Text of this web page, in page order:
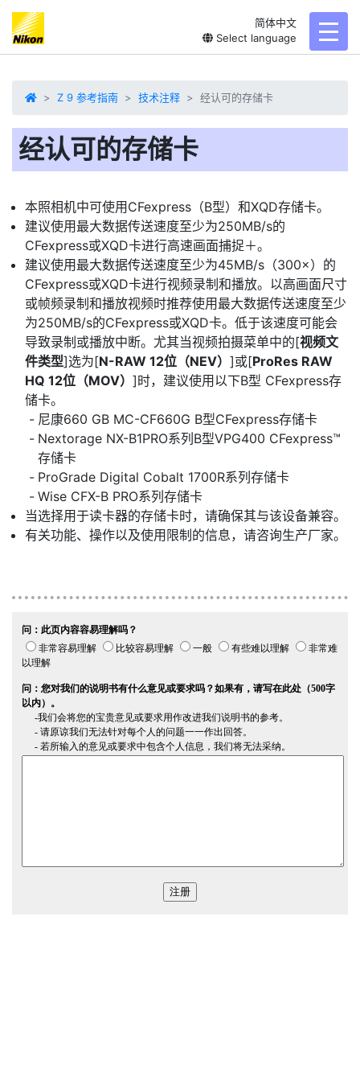
简体中文
Select language
Z 9 参考指南 技术注释 经认可的存储卡
经认可的存储卡
本照相机中可使用CFexpress（B型）和XQD存储卡。
建议使用最大数据传送速度至少为250MB/s的
CFexpress或XQD卡进行高速画面捕捉＋。
建议使用最大数据传送速度至少为45MB/s（300×）的
CFexpress或XQD卡进行视频录制和播放。以高画面尺寸
或帧频录制和播放视频时推荐使用最大数据传送速度至少
为250MB/s的CFexpress或XQD卡。低于该速度可能会
导致录制或播放中断。尤其当视频拍摄菜单中的[视频文
件类型]选为[N-RAW 12位（NEV） ]或[ProRes RAW
HQ 12位（MOV） ]时，建议使用以下B型 CFexpress存
储卡。
尼康660 GB MC-CF660G B型CFexpress存储卡
Nextorage NX-B1PRO系列B型VPG400 CFexpress™
存储卡
ProGrade Digital Cobalt 1700R系列存储卡
Wise CFX-B PRO系列存储卡
当选择用于读卡器的存储卡时，请确保其与该设备兼容。
有关功能、操作以及使用限制的信息，请咨询生产厂家。